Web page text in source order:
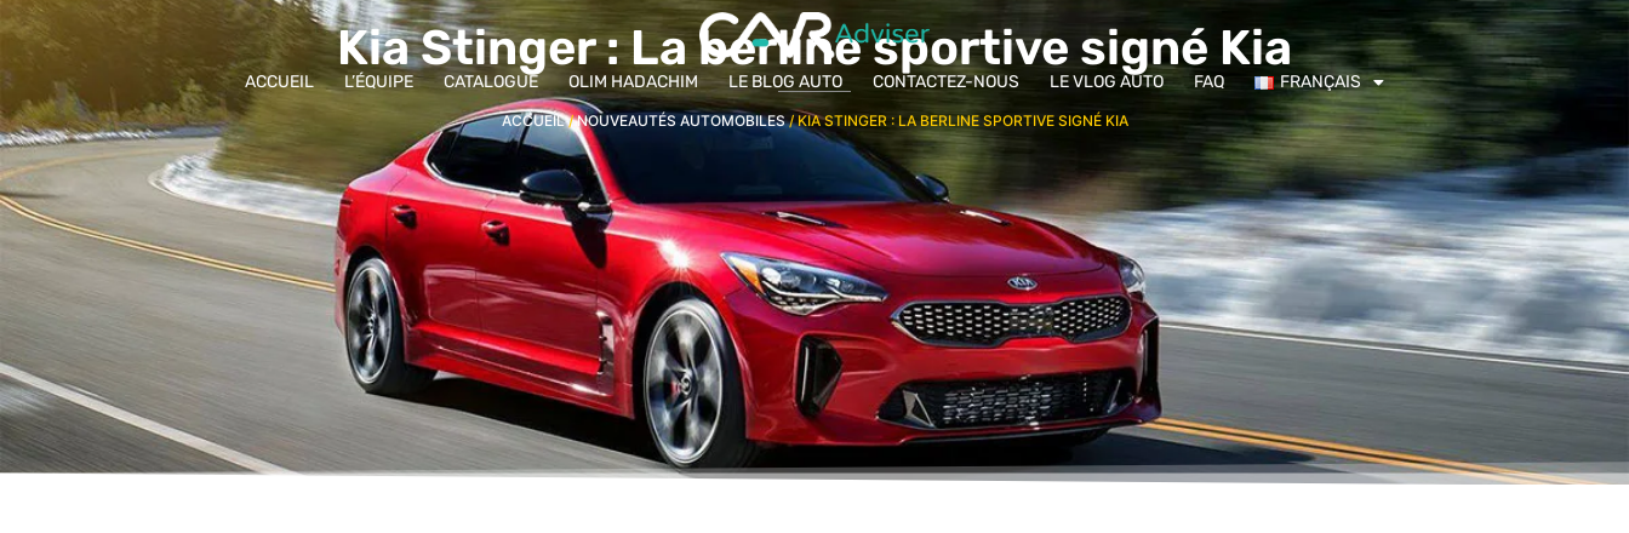
principal
ACCUEIL L’ÉQUIPE CATALOGUE OLIM HADACHIM LE BLOG AUTO CONTACTEZ-NOUS LE VLOG AUTO FAQ FRANÇAIS
Kia Stinger : La berline sportive signé Kia
ACCUEIL/NOUVEAUTÉS AUTOMOBILES/ KIA STINGER : LA BERLINE SPORTIVE SIGNÉ KIA